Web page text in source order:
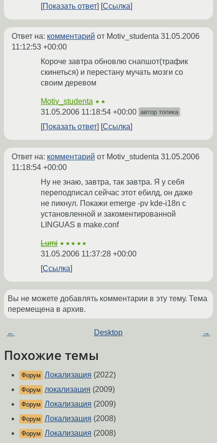
Показать ответ Ссылка
Ответ на: комментарий от Motiv_studenta 31.05.2006
11:12:53 +00:00
Короче завтра обновлю снапшот(трафик
скинеться) и перестану мучать мозги со
своим деревом
Motiv_studenta ★★
31.05.2006 11:18:54 +00:00 автор топика
Показать ответ Ссылка
Ответ на: комментарий от Motiv_studenta 31.05.2006
11:18:54 +00:00
Ну не знаю, завтра, так завтра. Я у себя
переподписал сейчас этот ебилд, он даже
не пикнул. Покажи emerge -pv kde-i18n c
установленной и закоментированной
LINGUAS в make.conf
Lumi ★★★★★
31.05.2006 11:37:28 +00:00
Ссылка
Вы не можете добавлять комментарии в эту тему. Тема
перемещена в архив.
← Desktop →
Похожие темы
Форум Локализация (2022)
Форум локализация (2009)
Форум Локализация (2009)
Форум Локализация (2008)
Форум Локализация (2008)